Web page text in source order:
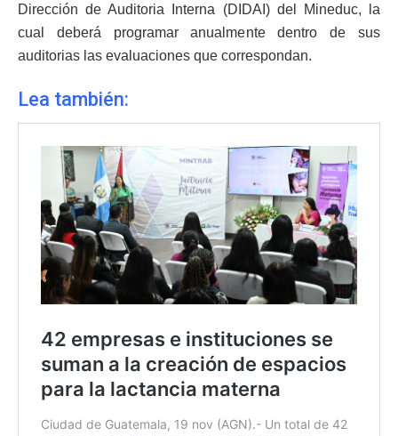
Dirección de Auditoria Interna (DIDAI) del Mineduc, la
cual deberá programar anualmente dentro de sus
auditorias las evaluaciones que correspondan.
Lea también: